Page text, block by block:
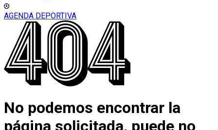
AGENDA DEPORTIVA
No podemos encontrar la
página solicitada, puede no